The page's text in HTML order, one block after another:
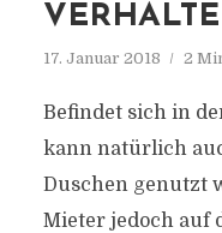
17. Januar 2018 2
Befindet sich in
kann natürlich
Duschen genutzt
Mieter jedoch auf